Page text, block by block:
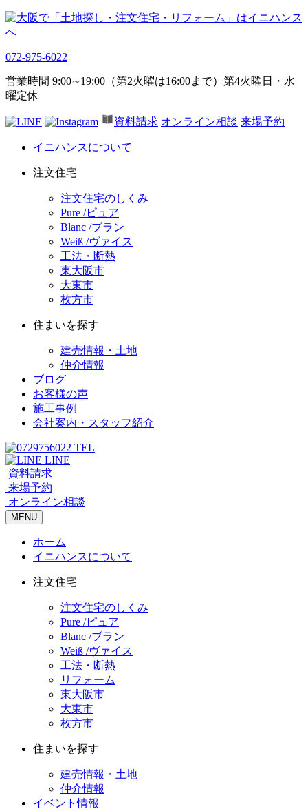
072-975-6022
営業時間 9:00∼19:00（第2火曜は16:00まで）第4火曜日・水
曜定休
資料請求 オンライン相談 来場予約
イニハンスについて
注文住宅
注文住宅のしくみ
Pure /ピュア
Blanc /ブラン
Weiß /ヴァイス
工法・断熱
東大阪市
大東市
枚方市
住まいを探す
建売情報・土地
仲介情報
ブログ
お客様の声
施工事例
会社案内・スタッフ紹介
TEL
LINE
資料請求
来場予約
オンライン相談
MENU
ホーム
イニハンスについて
注文住宅
注文住宅のしくみ
Pure /ピュア
Blanc /ブラン
Weiß /ヴァイス
工法・断熱
リフォーム
東大阪市
大東市
枚方市
住まいを探す
建売情報・土地
仲介情報
イベント情報